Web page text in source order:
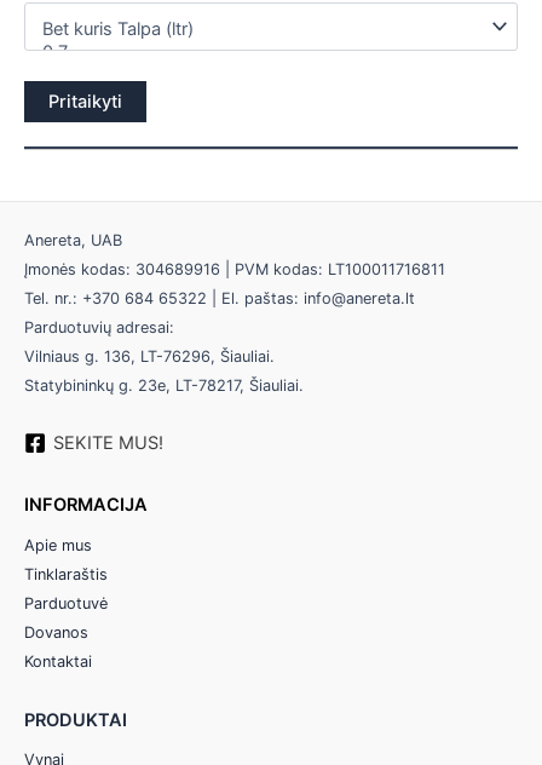
Pritaikyti
Anereta, UAB
Įmonės kodas: 304689916 | PVM kodas: LT100011716811
Tel. nr.: +370 684 65322 | El. paštas: info@anereta.lt
Parduotuvių adresai:
Vilniaus g. 136, LT-76296, Šiauliai.
Statybininkų g. 23e, LT-78217, Šiauliai.
SEKITE MUS!
INFORMACIJA
Apie mus
Tinklaraštis
Parduotuvė
Dovanos
Kontaktai
PRODUKTAI
Vynai